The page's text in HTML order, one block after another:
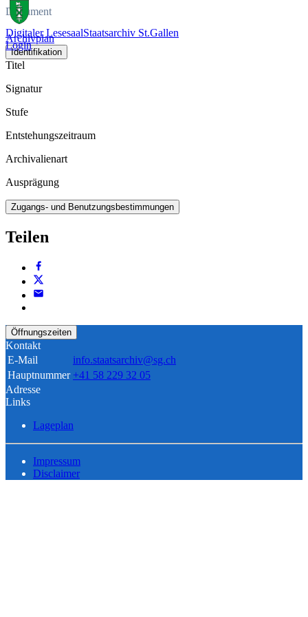
Digitaler LesesaalStaatsarchiv St.Gallen
Login
Dokument
Archivplan
Identifikation
Titel
Signatur
Stufe
Entstehungszeitraum
Archivalienart
Ausprägung
Zugangs- und Benutzungsbestimmungen
Teilen
Öffnungszeiten
Kontakt
E-Mail
info.staatsarchiv@sg.ch
Hauptnummer +41 58 229 32 05
Adresse
Links
Lageplan
Impressum
Disclaimer